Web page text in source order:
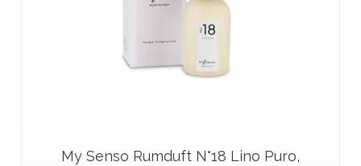
My Senso Rumduft N°18 Lino Puro,